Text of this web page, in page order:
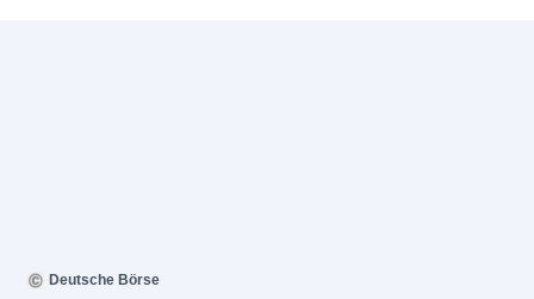
Deutsche Börse